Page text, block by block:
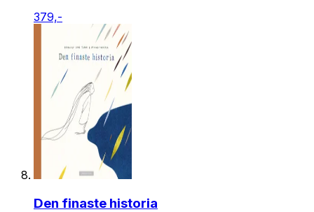
379,-
Den finaste historia